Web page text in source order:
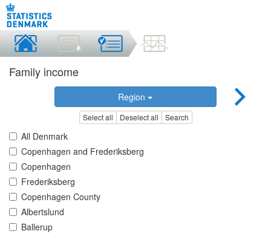
Family income
Region
Select all Deselect all Search
All Denmark
Copenhagen and Frederiksberg
Copenhagen
Frederiksberg
Copenhagen County
Albertslund
Ballerup